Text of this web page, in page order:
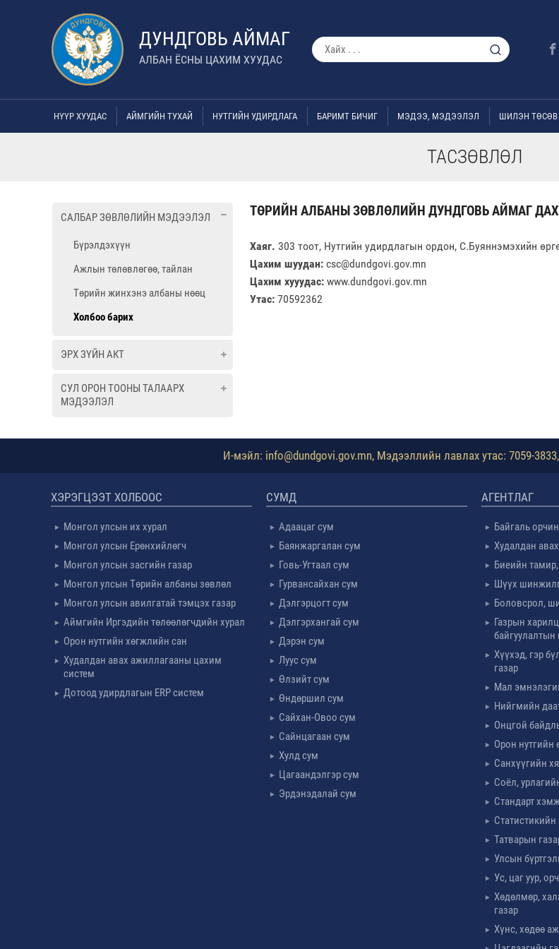
ДУНДГОВЬ АЙМАГ
АЛБАН ЁСНЫ ЦАХИМ ХУУДАС
НҮҮР ХУУДАС АЙМГИЙН ТУХАЙ НУТГИЙН УДИРДЛАГА БАРИМТ БИЧИГ МЭДЭЭ, МЭДЭЭЛЭЛ ШИЛЭН ТӨСӨВ
ТАСЗӨВЛӨЛ
САЛБАР ЗӨВЛӨЛИЙН МЭДЭЭЛЭЛ
Бүрэлдэхүүн
Ажлын төлөвлөгөө, тайлан
Төрийн жинхэнэ албаны нөөц
Холбоо барих
ЭРХ ЗҮЙН АКТ
СУЛ ОРОН ТООНЫ ТАЛААРХ
МЭДЭЭЛЭЛ
ТӨРИЙН АЛБАНЫ ЗӨВЛӨЛИЙН ДУНДГОВЬ АЙМАГ
Хаяг. 303 тоот, Нутгийн удирдлагын ордон, С.Буяннэмэхийн
Цахим шуудан: csc@dundgovi.gov.mn
Цахим хууудас: www.dundgovi.gov.mn
Утас: 70592362
И-мэйл: info@dundgovi.gov.mn, Мэдээллийн лавлах утас: 7059-
ХЭРЭГЦЭЭТ ХОЛБООС
Монгол улсын их хурал
Монгол улсын Ерөнхийлөгч
Монгол улсын засгийн газар
Монгол улсын Төрийн албаны зөвлөл
Монгол улсын авилгатай тэмцэх газар
Аймгийн Иргэдийн төлөөлөгчдийн хурал
Орон нутгийн хөгжлийн сан
Худалдан авах ажиллагааны цахим
систем
Дотоод удирдлагын ERP систем
СУМД
Адаацаг сум
Баянжаргалан сум
Говь-Угтаал сум
Гурвансайхан сум
Дэлгэрцогт сум
Дэлгэрхангай сум
Дэрэн сум
Луус сум
Өлзийт сум
Өндөршил сум
Сайхан-Овоо сум
Сайнцагаан сум
Хулд сум
Цагаандэлгэр сум
Эрдэнэдалай сум
АГЕНТЛАГ
Байгаль
Худалдан
Биеийн
Шүүх
Боловсрол,
Газрын
байгуулалтын
Хүүхэд, гэр
газар
Мал
Нийгмийн
Онцгой
Орон нутгийн
Санхүүгийн
Соёл,
Стандарт
Статистикийн
Татварын
Улсын
Ус, цаг уур,
Хөдөлмөр,
газар
Хүнс, хөдөө